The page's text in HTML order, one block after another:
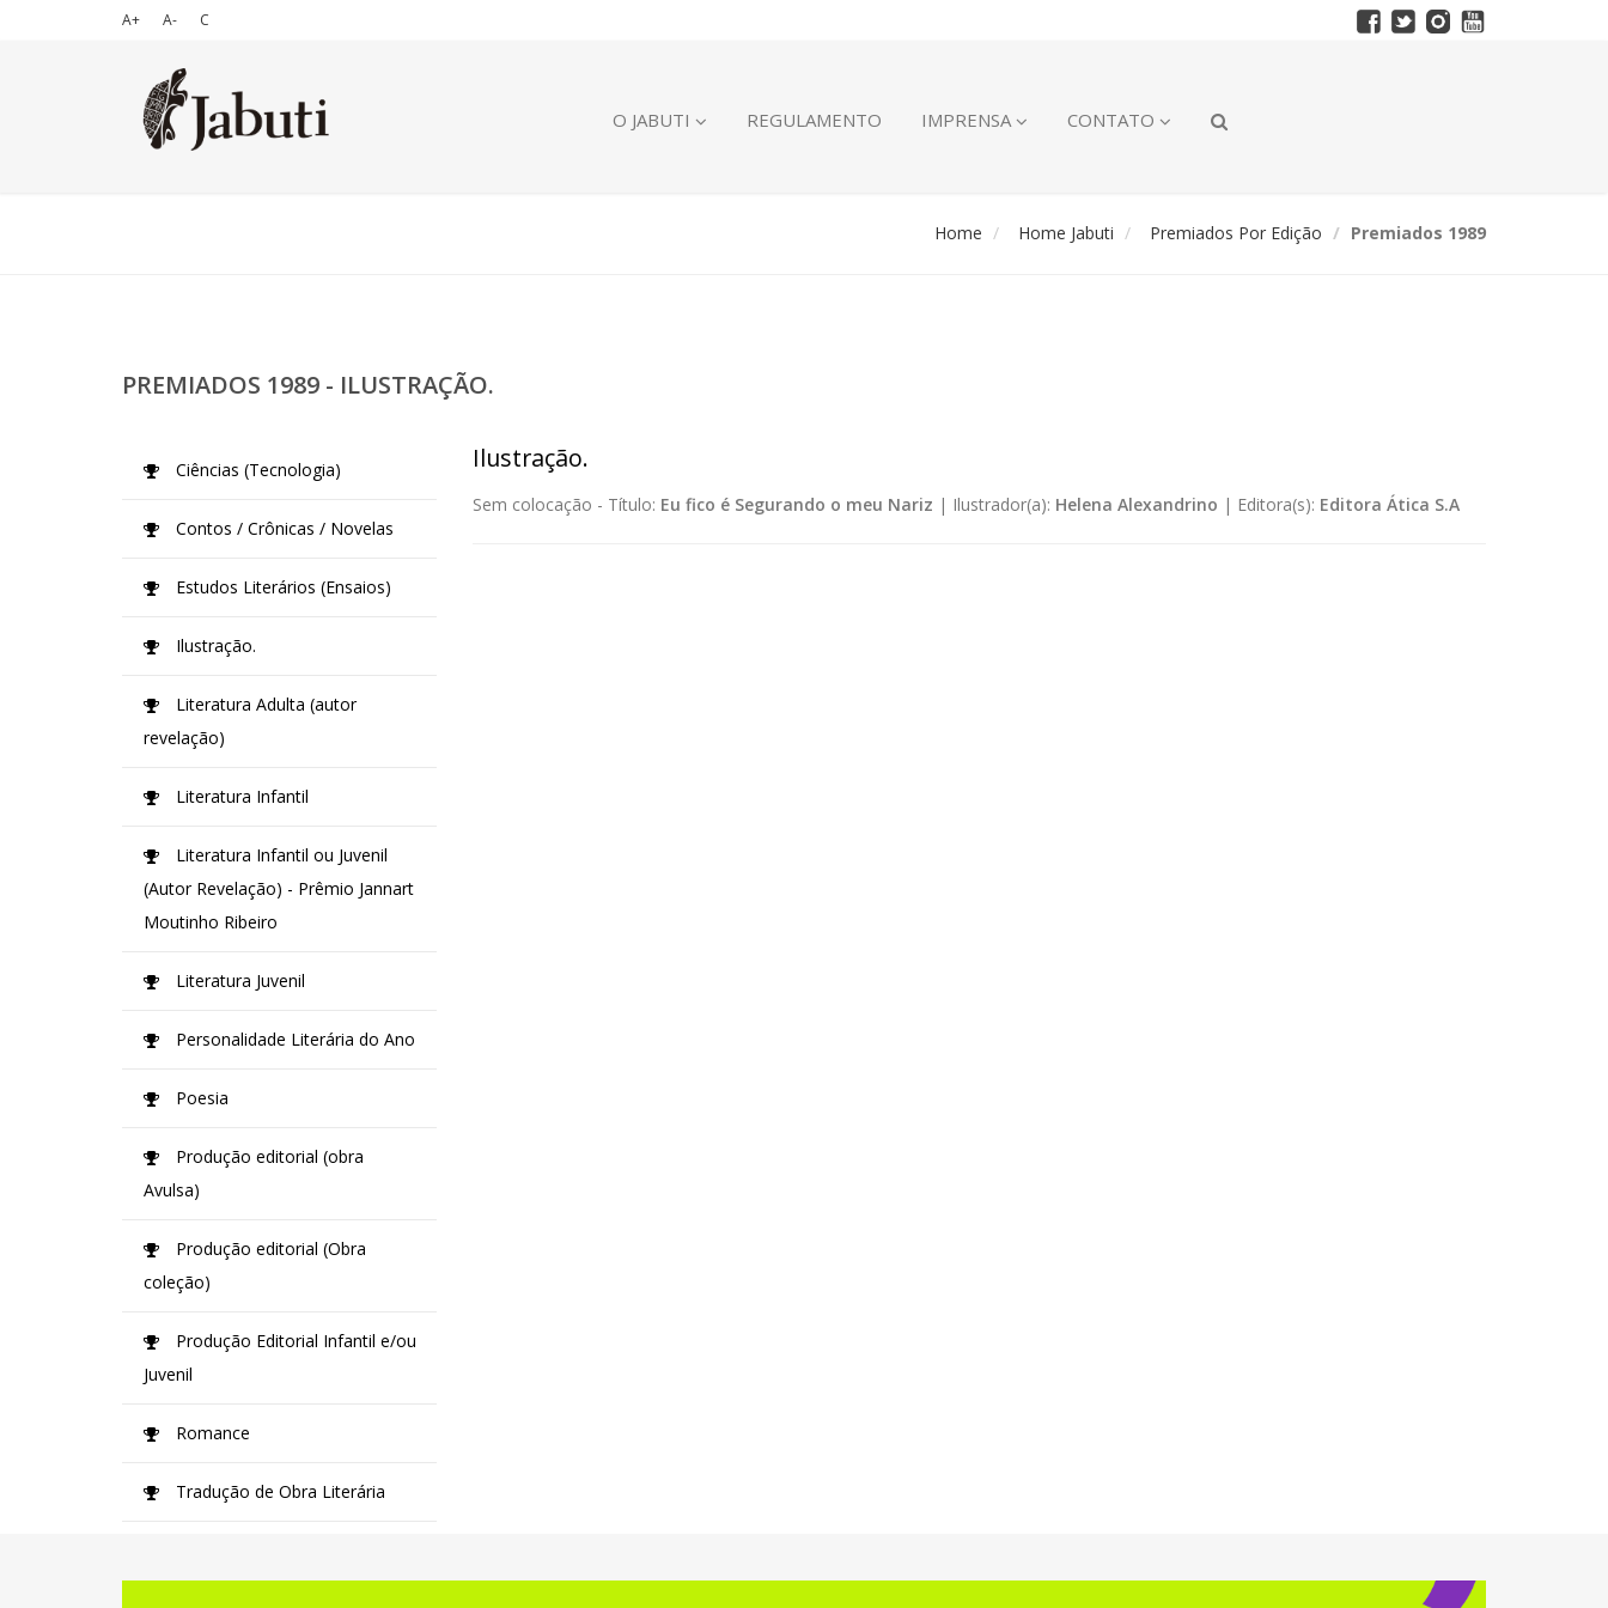
A+ A- C
O JABUTI REGULAMENTO IMPRENSA CONTATO
Home Home Jabuti Premiados Por Edição Premiados 1989
PREMIADOS 1989 - ILUSTRAÇÃO.
Ilustração.
Sem colocação - Título: Eu fico é Segurando o meu Nariz | Ilustrador(a): Helena Alexandrino | Editora(s): Editora Ática S.A
Ciências (Tecnologia)
Contos / Crônicas / Novelas
Estudos Literários (Ensaios)
Ilustração.
Literatura Adulta (autor
revelação)
Literatura Infantil
Literatura Infantil ou Juvenil
(Autor Revelação) - Prêmio Jannart
Moutinho Ribeiro
Literatura Juvenil
Personalidade Literária do Ano
Poesia
Produção editorial (obra
Avulsa)
Produção editorial (Obra
coleção)
Produção Editorial Infantil e/ou
Juvenil
Romance
Tradução de Obra Literária